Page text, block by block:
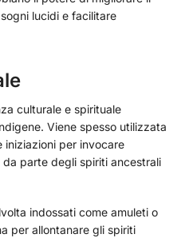
lucidi e facilitare
culturale e spirituale
Viene spesso utilizzata
iniziazioni per invocare
parte degli spiriti ancestrali
indossati come amuleti o
per allontanare gli spiriti